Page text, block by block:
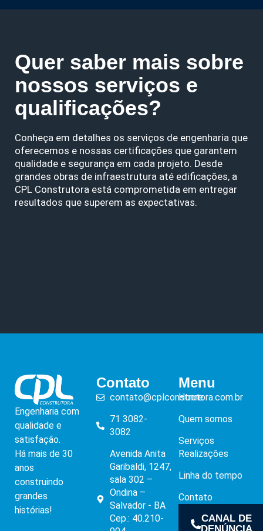
Quer saber mais sobre
nossos serviços e
qualificações?
Conheça em detalhes os serviços de engenharia que
oferecemos e nossas certificações que garantem
qualidade e segurança em cada projeto. Desde
grandes obras de infraestrutura até edificações, a
CPL Construtora está comprometida em entregar
resultados que superem as expectativas.
Engenharia com
qualidade e
satisfação.
Há mais de 30
anos
construindo
grandes
histórias!
Contato
contato@cplconstrutora.com.br
71 3082-
3082
Avenida Anita
Garibaldi, 1247,
sala 302 –
Ondina –
Salvador - BA
Cep.: 40.210-
Menu
Home
Quem somos
Serviços
Realizações
Linha do tempo
Contato
CANAL DE